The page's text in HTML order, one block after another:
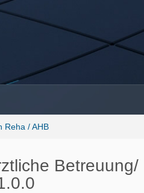
Reha / AHB
Betreuung/